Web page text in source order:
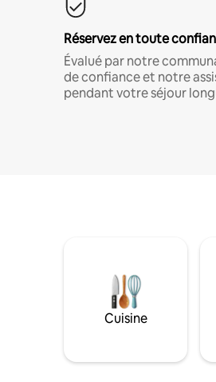
Réservez en toute
Évalué par notre
de confiance et notre
pendant votre séjour
Cuisine